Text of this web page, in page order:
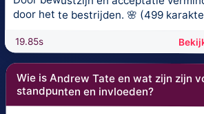
door het te bestrijden. 🌸 (499
19.85s
Wie is Andrew Tate en wat zijn zijn
standpunten en invloeden?